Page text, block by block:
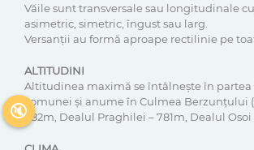
Văile sunt transversale sau longitudinale
asimetric, simetric, îngust sau larg.
Versanții au formă aproape rectilinie pe
ALTITUDINI
Altitudinea maximă se întâlnește în partea
comunei și anume în Culmea Berzunțului
982m, Dealul Praghilei – 781m, Dealul Osoi
🔇